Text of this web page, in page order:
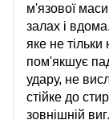
м'язової
залах і
яке не
пом'якшує
удару, не
стійке до
зовнішній